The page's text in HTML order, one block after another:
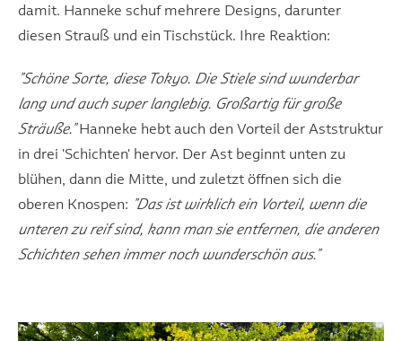
damit. Hanneke schuf mehrere Designs, darunter
diesen Strauß und ein Tischstück. Ihre Reaktion:
"Schöne Sorte, diese Tokyo. Die Stiele sind wunderbar
lang und auch super langlebig. Großartig für große
Sträuße." Hanneke hebt auch den Vorteil der Aststruktur
in drei 'Schichten' hervor. Der Ast beginnt unten zu
blühen, dann die Mitte, und zuletzt öffnen sich die
oberen Knospen: "Das ist wirklich ein Vorteil, wenn die
unteren zu reif sind, kann man sie entfernen, die anderen
Schichten sehen immer noch wunderschön aus."